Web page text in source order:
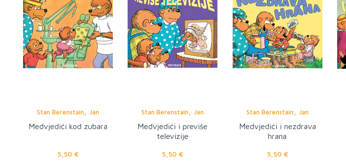
Stan Berenstain ,Jan
Berenstain
Medvjedići kod zubara
5,50 €
Stan Berenstain ,Jan
Berenstain
Medvjedići i previše
televizije
5,50 €
Stan Berenstain
Jan
Berenstain
Medvjedići i nezdrava
hrana
5,50 €